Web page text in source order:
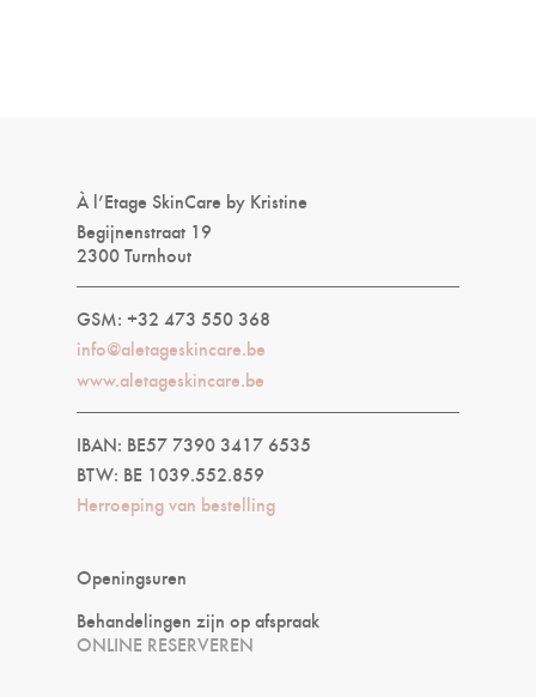
À l’Etage SkinCare by Kristine
Begijnenstraat 19
2300 Turnhout
GSM: +32 473 550 368
info@aletageskincare.be
www.aletageskincare.be
IBAN: BE57 7390 3417 6535
BTW: BE 1039.552.859
Herroeping van bestelling
Openingsuren
Behandelingen zijn op afspraak
ONLINE RESERVEREN